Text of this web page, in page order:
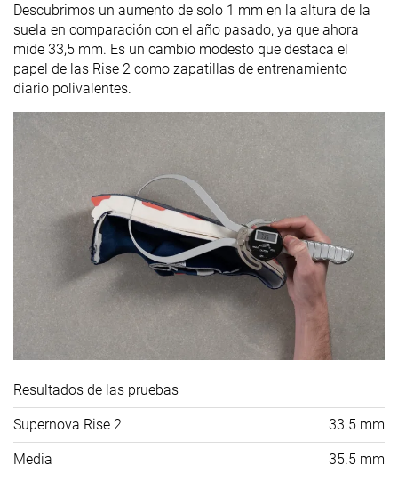
Descubrimos un aumento de solo 1 mm en la altura de la
suela en comparación con el año pasado, ya que ahora
mide 33,5 mm. Es un cambio modesto que destaca el
papel de las Rise 2 como zapatillas de entrenamiento
diario polivalentes.
Resultados de las pruebas
Supernova Rise 2 33.5 mm
Media 35.5 mm